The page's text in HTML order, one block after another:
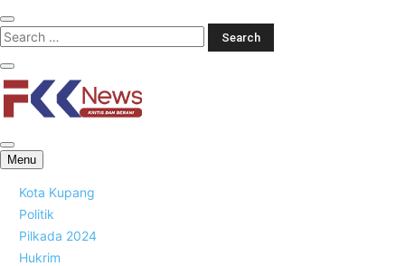
FKK News
Menu
Kota Kupang
Politik
Pilkada 2024
Hukrim